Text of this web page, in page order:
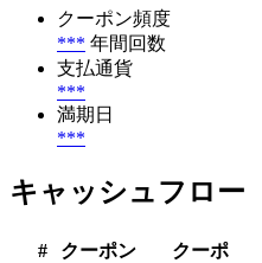
クーポン頻度
*** 年間回数
支払通貨
***
満期日
***
キャッシュフロー
#
クーポン
クーポ